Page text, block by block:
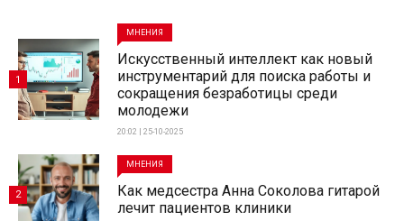
МНЕНИЯ
Искусственный интеллект как новый
инструментарий для поиска работы и
сокращения безработицы среди
молодежи
20:02 | 25-10-2025
1
МНЕНИЯ
Как медсестра Анна Соколова гитарой
лечит пациентов клиники
2